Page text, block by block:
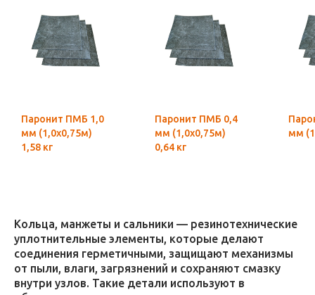
Паронит ПМБ 1,0
мм (1,0х0,75м)
1,58 кг
Паронит ПМБ 0,4
мм (1,0х0,75м)
0,64 кг
мм
Кольца, манжеты и сальники — резинотехнические
уплотнительные элементы, которые делают
соединения герметичными, защищают механизмы
от пыли, влаги, загрязнений и сохраняют смазку
внутри узлов. Такие детали используют в